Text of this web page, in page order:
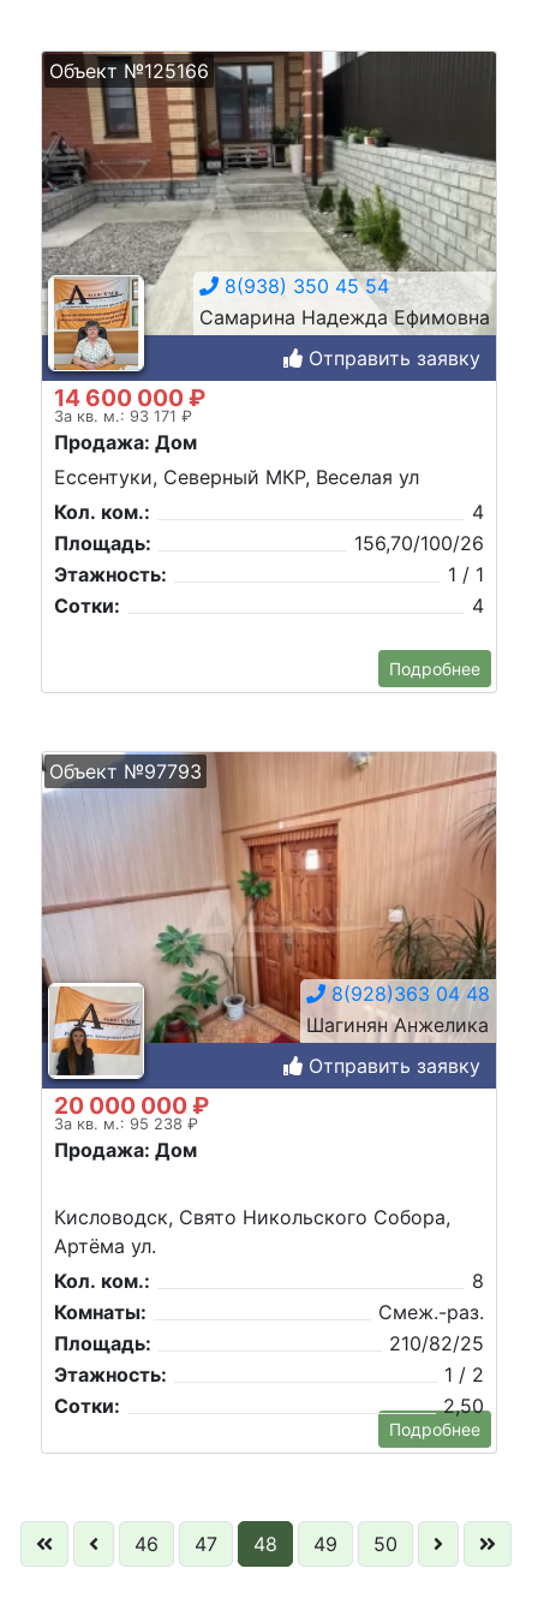
Объект №125166
8(938) 350 45 54
Самарина Надежда Ефимовна
Отправить заявку
14 600 000 ₽
За кв. м.: 93 171 ₽
Продажа: Дом
Ессентуки, Северный МКР, Веселая ул
Кол. ком.:
4
Площадь:
156,70/100/26
Этажность:
1 / 1
Сотки:
4
Подробнее
Объект №97793
8(928)363 04 48
Шагинян Анжелика
Отправить заявку
20 000 000 ₽
За кв. м.: 95 238 ₽
Продажа: Дом
Кисловодск, Свято Никольского Собора,
Артёма ул.
Кол. ком.:
8
Комнаты:
Смеж.-раз.
Площадь:
210/82/25
Этажность:
1 / 2
Сотки:
2,50
Подробнее
46 47 48 49 50